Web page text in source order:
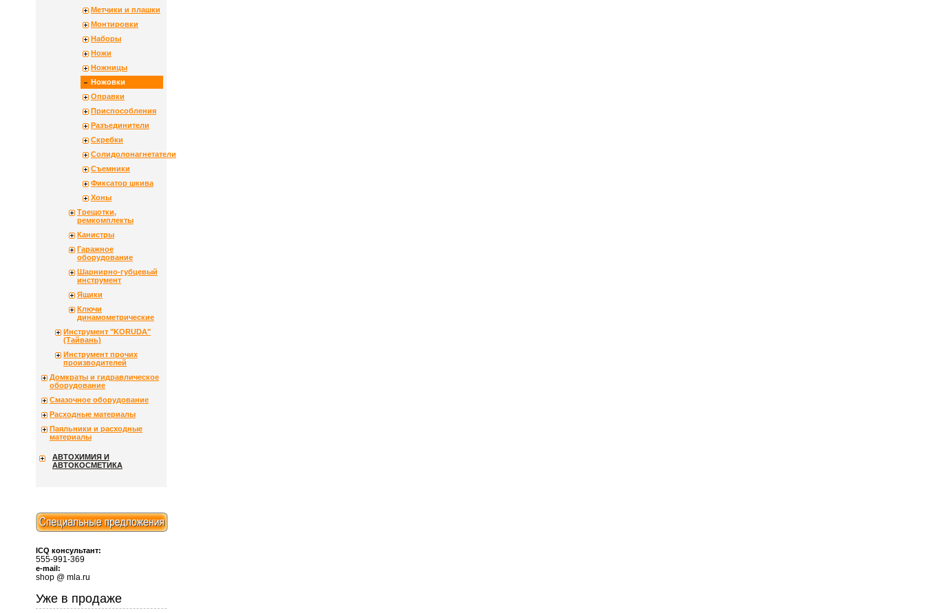
Метчики и плашки
Монтировки
Наборы
Ножи
Ножницы
Ножовки
Оправки
Приспособления
Разъединители
Скребки
Солидолонагнетатели
Съемники
Фиксатор шкива
Хоны
Трещотки,
ремкомплекты
Канистры
Гаражное
оборудование
Шарнирно-губцевый
инструмент
Ящики
Ключи
динамометрические
Инструмент "KORUDA"
(Тайвань)
Инструмент прочих
производителей
Домкраты и гидравлическое
оборудование
Смазочное оборудование
Расходные материалы
Паяльники и расходные
материалы
АВТОХИМИЯ И
АВТОКОСМЕТИКА
ICQ консультант:
555-991-369
e-mail:
shop @ mla.ru
Уже в продаже